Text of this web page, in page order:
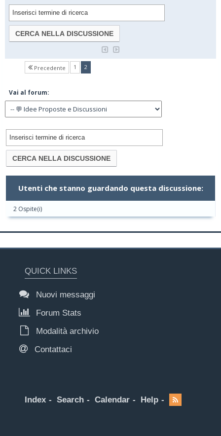
Precedente 1 2(current)
Vai al forum:
Utenti che stanno guardando questa discussione:
2 Ospite(i)
QUICK LINKS
Nuovi messaggi
Forum Stats
Modalità archivio
Contattaci
Index Search Calendar Help